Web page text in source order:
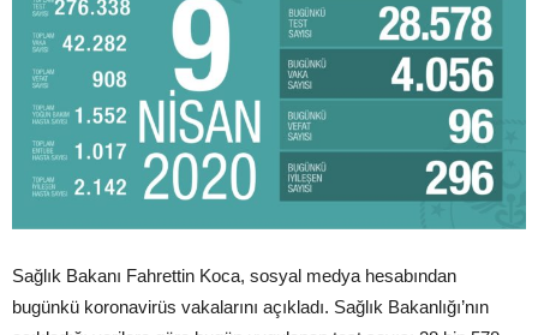
Sağlık Bakanı Fahrettin Koca, sosyal medya hesabından
bugünkü koronavirüs vakalarını açıkladı. Sağlık Bakanlığı’nın